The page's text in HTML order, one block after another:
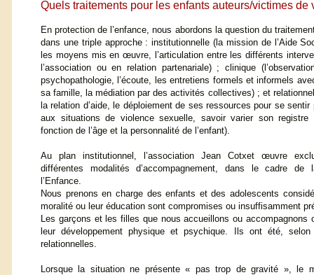
Quels traitements pour les enfants auteurs/victimes de
En protection de l’enfance, nous abordons la question du
dans une triple approche : institutionnelle (la mission de l’Aide
les moyens mis en œuvre, l’articulation entre les différents
l’association ou en relation partenariale) ; clinique
psychopathologie, l’écoute, les entretiens formels et informels
sa famille, la médiation par des activités collectives) ; et
la relation d’aide, le déploiement de ses ressources pour se sentir
aux situations de violence sexuelle, savoir varier son registre
fonction de l’âge et la personnalité de l’enfant).
Au plan institutionnel, l’association Jean Cotxet œuvre
différentes modalités d’accompagnement, dans le cadre de
l’Enfance.
Nous prenons en charge des enfants et des adolescents
moralité ou leur éducation sont compromises ou insuffisamment
Les garçons et les filles que nous accueillons ou
leur développement physique et psychique. Ils ont été,
relationnelles.
Lorsque la situation ne présente « pas trop de gravité », le